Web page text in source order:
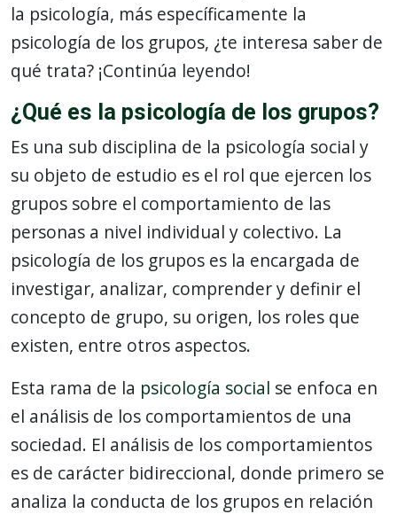
la psicología, más específicamente la
psicología de los grupos, ¿te interesa saber de
qué trata? ¡Continúa leyendo!
¿Qué es la psicología de los grupos?
Es una sub disciplina de la psicología social y
su objeto de estudio es el rol que ejercen los
grupos sobre el comportamiento de las
personas a nivel individual y colectivo. La
psicología de los grupos es la encargada de
investigar, analizar, comprender y definir el
concepto de grupo, su origen, los roles que
existen, entre otros aspectos.
Esta rama de la psicología social se enfoca en
el análisis de los comportamientos de una
sociedad. El análisis de los comportamientos
es de carácter bidireccional, donde primero se
analiza la conducta de los grupos en relación